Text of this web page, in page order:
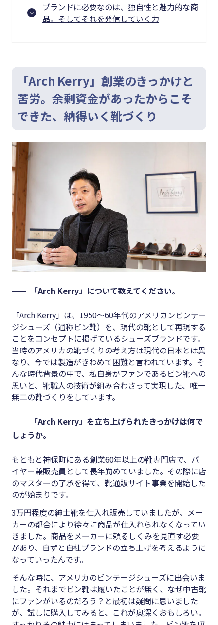
ブランドに必要なのは、独自性と魅力的な商
品。そしてそれを発信していく力
「Arch Kerry」創業のきっかけと
苦労。余剰資金があったからこそ
できた、納得いく靴づくり
「Arch Kerry」について教えてください。
「Arch Kerry」は、1950～60年代のアメリカンビンテー
ジシューズ（通称ビン靴）を、現代の靴として再現する
ことをコンセプトに掲げているシューズブランドです。
当時のアメリカの靴づくりの考え方は現代の日本とは異
なり、今では製造がきわめて困難と言われています。そ
んな時代背景の中で、私自身がファンであるビン靴への
思いと、靴職人の技術が組み合わさって実現した、唯一
無二の靴づくりをしています。
「Arch Kerry」を立ち上げられたきっかけは何で
しょうか。
もともと神保町にある創業60年以上の靴専門店で、バ
イヤー兼販売員として長年勤めていました。その際に店
のマスターの了承を得て、靴通販サイト事業を開始した
のが始まりです。
3万円程度の紳士靴を仕入れ販売していましたが、メー
カーの都合により徐々に商品が仕入れられなくなってい
きました。商品をメーカーに頼るしくみを見直す必要
があり、自ずと自社ブランドの立ち上げを考えるように
なっていったんです。
そんな時に、アメリカのビンテージシューズに出会いま
した。それまでビン靴は履いたことが無く、なぜ中古靴
にファンがいるのだろう？と最初は疑問に思いました
が、試しに購入してみると、これが奥深くおもしろい。